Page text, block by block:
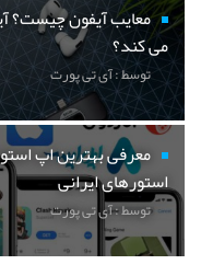
معایب آیفون چیست؟
می کند؟
توسط : آی تی پورت
معرفی بهترین اپ
استورهای ایرانی
توسط : آی تی پورت